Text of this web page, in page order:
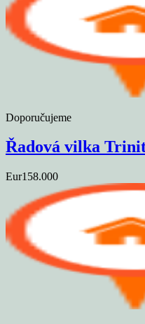
Doporučujeme
Řadová vilka
Eur158.000